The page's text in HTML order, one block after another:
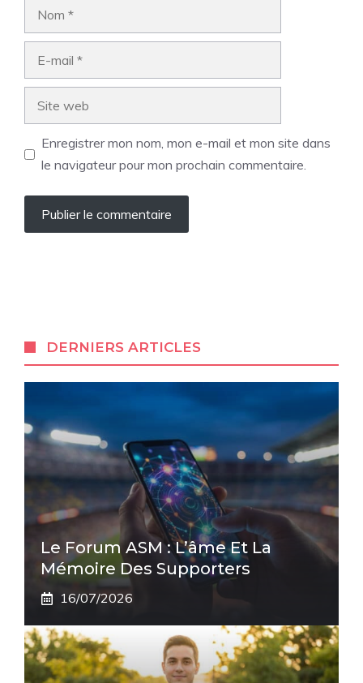
Enregistrer mon nom, mon e-mail et mon site dans
le navigateur pour mon prochain commentaire.
DERNIERS ARTICLES
Le Forum ASM : L’âme Et La
Mémoire Des Supporters
16/07/2026